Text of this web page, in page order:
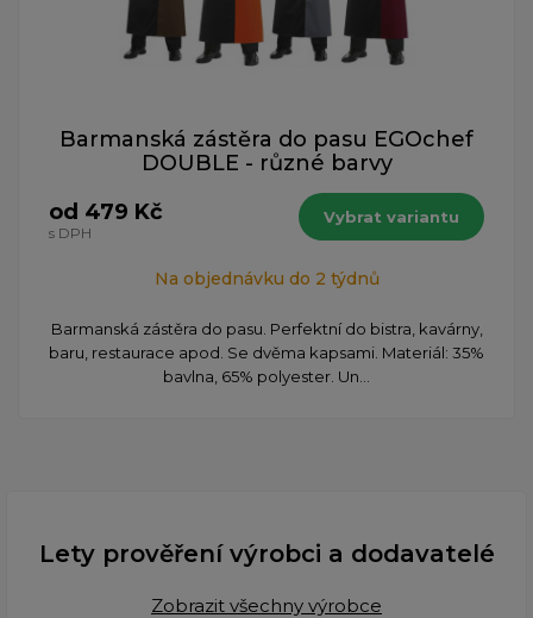
Barmanská zástěra do pasu EGOchef
DOUBLE - různé barvy
od 479 Kč
s DPH
Vybrat variantu
Na objednávku do 2 týdnů
Barmanská zástěra do pasu. Perfektní do bistra, kavárny,
baru, restaurace apod. Se dvěma kapsami. Materiál: 35%
bavlna, 65% polyester. Un...
Lety prověření výrobci a dodavatelé
Zobrazit všechny výrobce